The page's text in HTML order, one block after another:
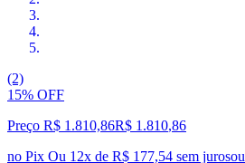
(2)
15% OFF
Preço R$ 1.810,86R$ 1.810,86
no Pix Ou 12x de R$ 177,54 sem jurosou